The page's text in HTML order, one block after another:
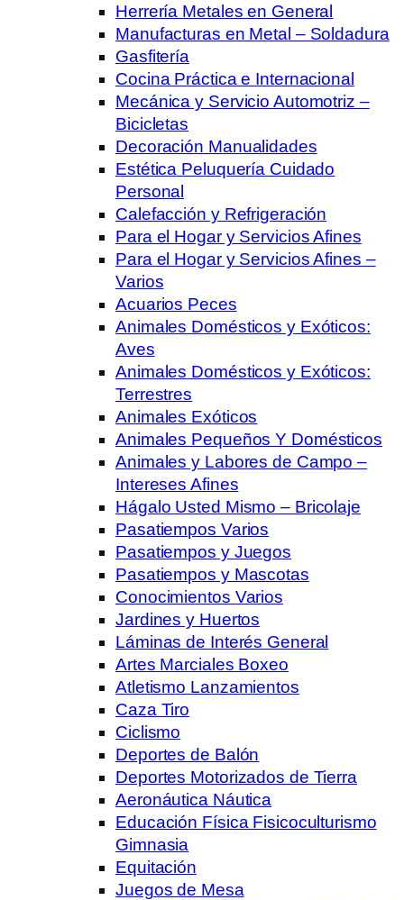
Herrería Metales en General
Manufacturas en Metal – Soldadura
Gasfitería
Cocina Práctica e Internacional
Mecánica y Servicio Automotriz –
Bicicletas
Decoración Manualidades
Estética Peluquería Cuidado
Personal
Calefacción y Refrigeración
Para el Hogar y Servicios Afines
Para el Hogar y Servicios Afines –
Varios
Acuarios Peces
Animales Domésticos y Exóticos:
Aves
Animales Domésticos y Exóticos:
Terrestres
Animales Exóticos
Animales Pequeños Y Domésticos
Animales y Labores de Campo –
Intereses Afines
Hágalo Usted Mismo – Bricolaje
Pasatiempos Varios
Pasatiempos y Juegos
Pasatiempos y Mascotas
Conocimientos Varios
Jardines y Huertos
Láminas de Interés General
Artes Marciales Boxeo
Atletismo Lanzamientos
Caza Tiro
Ciclismo
Deportes de Balón
Deportes Motorizados de Tierra
Aeronáutica Náutica
Educación Física Fisicoculturismo
Gimnasia
Equitación
Juegos de Mesa